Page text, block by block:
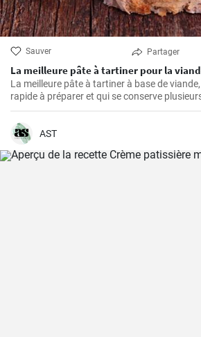
Sauver Partager
La meilleure pâte à tartiner pour la
La meilleure pâte à tartiner à base de
rapide à préparer et qui se conserve
Vous pouvez la servir avec du pain frais ou
AST